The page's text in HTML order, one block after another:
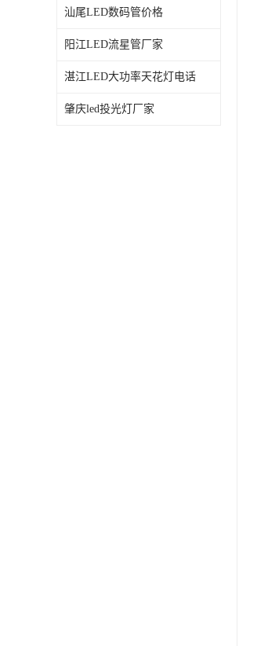
汕尾LED数码管价格
阳江LED流星管厂家
湛江LED大功率天花灯电话
肇庆led投光灯厂家